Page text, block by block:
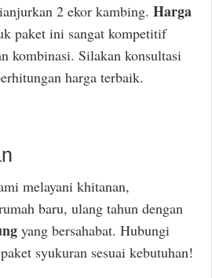
2 ekor kambing. Harga
paket ini sangat kompetitif
kombinasi. Silakan konsultasi
harga terbaik.
melayani khitanan,
baru, ulang tahun dengan
yang bersahabat. Hubungi
syukuran sesuai kebutuhan!